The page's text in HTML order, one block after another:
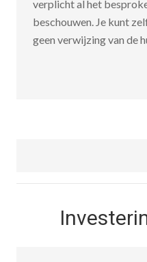
verplicht al het
beschouwen. Je kunt
geen verwijzing van de